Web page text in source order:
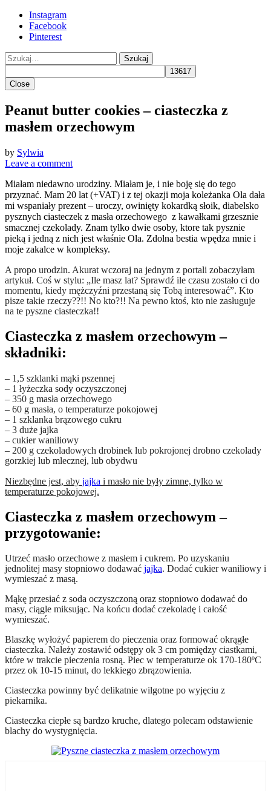
Instagram
Facebook
Pinterest
Szukaj
Close
Peanut butter cookies – ciasteczka z
masłem orzechowym
by Sylwia
Leave a comment
Miałam niedawno urodziny. Miałam je, i nie boję się do tego
przyznać. Mam 20 lat (+VAT) i z tej okazji moja koleżanka Ola dała
mi wspaniały prezent – uroczy, owinięty kokardką słoik, diabelsko
pysznych ciasteczek z masła orzechowego z kawałkami grzesznie
smacznej czekolady. Znam tylko dwie osoby, ktore tak pysznie
pieką i jedną z nich jest właśnie Ola. Zdolna bestia wpędza mnie i
moje zakalce w kompleksy.
A propo urodzin. Akurat wczoraj na jednym z portali zobaczyłam
artykuł. Coś w stylu: „Ile masz lat? Sprawdź ile czasu zostało ci do
momentu, kiedy mężczyźni przestaną się Tobą interesować”. Kto
pisze takie rzeczy??!! No kto?!! Na pewno ktoś, kto nie zasługuje
na te pyszne ciasteczka!!
Ciasteczka z masłem orzechowym –
składniki:
– 1,5 szklanki mąki pszennej
– 1 łyżeczka sody oczyszczonej
– 350 g masła orzechowego
– 60 g masła, o temperaturze pokojowej
– 1 szklanka brązowego cukru
– 3 duże jajka
– cukier waniliowy
– 200 g czekoladowych drobinek lub pokrojonej drobno czekolady
gorzkiej lub mlecznej, lub obydwu
Niezbędne jest, aby jajka i masło nie były zimne, tylko w
temperaturze pokojowej.
Ciasteczka z masłem orzechowym –
przygotowanie:
Utrzeć masło orzechowe z masłem i cukrem. Po uzyskaniu
jednolitej masy stopniowo dodawać jajka. Dodać cukier waniliowy i
wymieszać z masą.
Mąkę przesiać z soda oczyszczoną oraz stopniowo dodawać do
masy, ciągle miksując. Na końcu dodać czekoladę i całość
wymieszać.
Blaszkę wyłożyć papierem do pieczenia oraz formować okrągłe
ciasteczka. Należy zostawić odstępy ok 3 cm pomiędzy ciastkami,
które w trakcie pieczenia rosną. Piec w temperaturze ok 170-180ºC
przez ok 10-15 minut, do lekkiego zbrązowienia.
Ciasteczka powinny być delikatnie wilgotne po wyjęciu z
piekarnika.
Ciasteczka ciepłe są bardzo kruche, dlatego polecam odstawienie
blachy do wystygnięcia.